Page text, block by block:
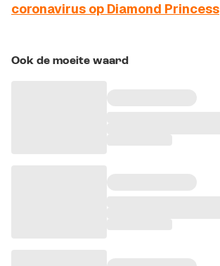
coronavirus op Diamond Princess
Ook de moeite waard